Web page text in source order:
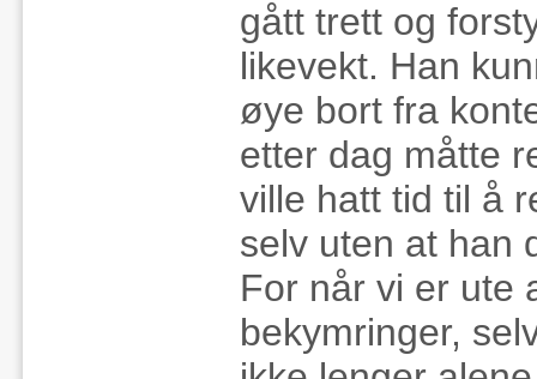
gått trett og
likevekt. Han
øye bort fra
etter dag måtte
ville hatt tid til å
selv uten at han
For når vi er ute
bekymringer,